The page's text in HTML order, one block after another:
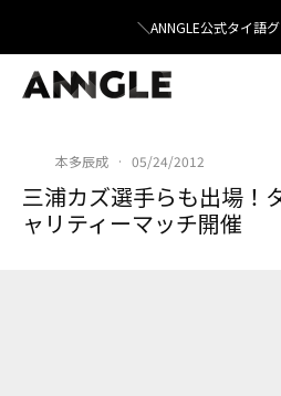
＼ANNGLE公式タイ語
本多辰成 · 05/24/2012
三浦カズ選手らも出場！
ャリティーマッチ開催